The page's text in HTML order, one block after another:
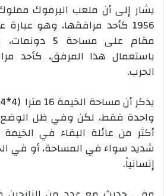
يشار إلى أن ملعب اليرموك
1956 كأحد مرافقها، وهو
مقام على
باستعمال هذا المرفق، كأحد
الحرب.
واحدة فقط، لكن وفي ظل الوضع
أكثر من عائلة البقاء في
شديد سواء في المساحة، أو في
إنسانياً.